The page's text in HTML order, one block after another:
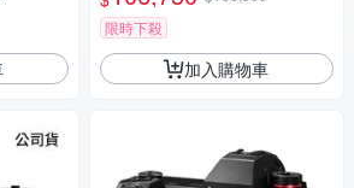
限時下殺
加入購物車